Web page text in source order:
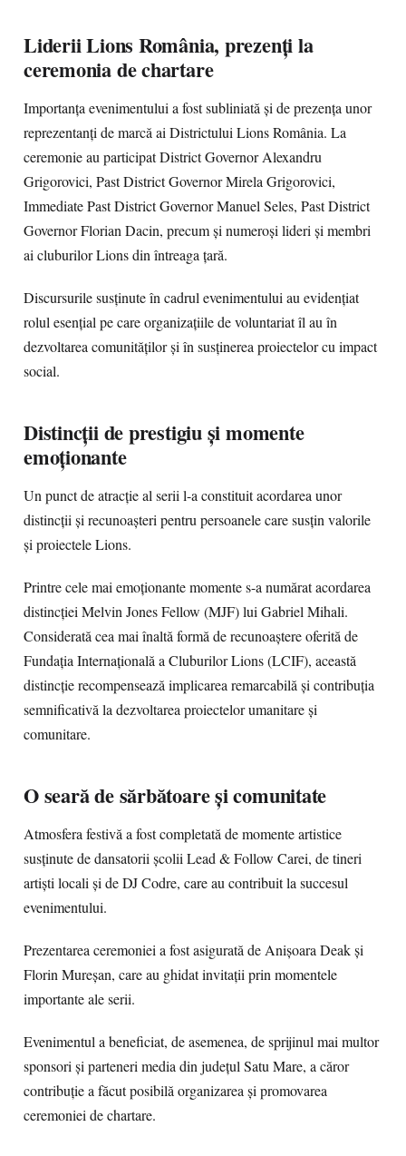
Liderii Lions România, prezenți la
ceremonia de chartare
Importanța evenimentului a fost subliniată și de prezența unor
reprezentanți de marcă ai Districtului Lions România. La
ceremonie au participat District Governor Alexandru
Grigorovici, Past District Governor Mirela Grigorovici,
Immediate Past District Governor Manuel Seles, Past District
Governor Florian Dacin, precum și numeroși lideri și membri
ai cluburilor Lions din întreaga țară.
Discursurile susținute în cadrul evenimentului au evidențiat
rolul esențial pe care organizațiile de voluntariat îl au în
dezvoltarea comunităților și în susținerea proiectelor cu impact
social.
Distincții de prestigiu și momente
emoționante
Un punct de atracție al serii l-a constituit acordarea unor
distincții și recunoașteri pentru persoanele care susțin valorile
și proiectele Lions.
Printre cele mai emoționante momente s-a numărat acordarea
distincției Melvin Jones Fellow (MJF) lui Gabriel Mihali.
Considerată cea mai înaltă formă de recunoaștere oferită de
Fundația Internațională a Cluburilor Lions (LCIF), această
distincție recompensează implicarea remarcabilă și contribuția
semnificativă la dezvoltarea proiectelor umanitare și
comunitare.
O seară de sărbătoare și comunitate
Atmosfera festivă a fost completată de momente artistice
susținute de dansatorii școlii Lead & Follow Carei, de tineri
artiști locali și de DJ Codre, care au contribuit la succesul
evenimentului.
Prezentarea ceremoniei a fost asigurată de Anișoara Deak și
Florin Mureșan, care au ghidat invitații prin momentele
importante ale serii.
Evenimentul a beneficiat, de asemenea, de sprijinul mai multor
sponsori și parteneri media din județul Satu Mare, a căror
contribuție a făcut posibilă organizarea și promovarea
ceremoniei de chartare.